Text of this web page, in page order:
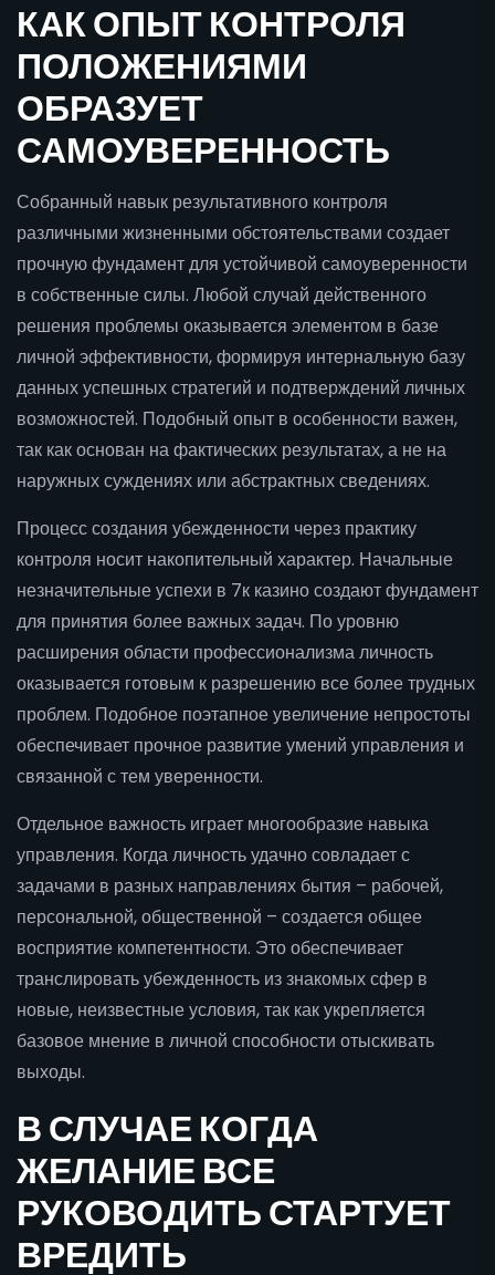
КАК ОПЫТ КОНТРОЛЯ
ПОЛОЖЕНИЯМИ
ОБРАЗУЕТ
САМОУВЕРЕННОСТЬ
Собранный навык результативного контроля
различными жизненными обстоятельствами создает
прочную фундамент для устойчивой самоуверенности
в собственные силы. Любой случай действенного
решения проблемы оказывается элементом в базе
личной эффективности, формируя интернальную базу
данных успешных стратегий и подтверждений личных
возможностей. Подобный опыт в особенности важен,
так как основан на фактических результатах, а не на
наружных суждениях или абстрактных сведениях.
Процесс создания убежденности через практику
контроля носит накопительный характер. Начальные
незначительные успехи в 7к казино создают фундамент
для принятия более важных задач. По уровню
расширения области профессионализма личность
оказывается готовым к разрешению все более трудных
проблем. Подобное поэтапное увеличение непростоты
обеспечивает прочное развитие умений управления и
связанной с тем уверенности.
Отдельное важность играет многообразие навыка
управления. Когда личность удачно совладает с
задачами в разных направлениях бытия – рабочей,
персональной, общественной – создается общее
восприятие компетентности. Это обеспечивает
транслировать убежденность из знакомых сфер в
новые, неизвестные условия, так как укрепляется
базовое мнение в личной способности отыскивать
выходы.
В СЛУЧАЕ КОГДА
ЖЕЛАНИЕ ВСЕ
РУКОВОДИТЬ СТАРТУЕТ
ВРЕДИТЬ